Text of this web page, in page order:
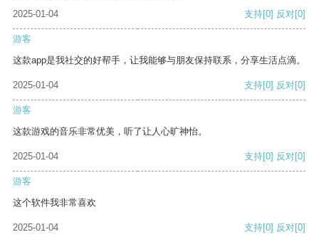
2025-01-04
支持[0] 反对[0]
游客
这款app是我社交的好帮手，让我能够与朋友保持联系，分享生活点滴。
2025-01-04 支持[0] 反对[0]
游客
这款游戏的音乐非常优美，听了让人心旷神怡。
2025-01-04 支持[0] 反对[0]
游客
这个软件我非常喜欢
2025-01-04 支持[0] 反对[0]